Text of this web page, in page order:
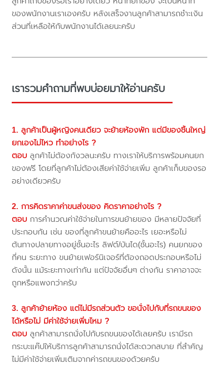
ของพนักงานเราเองครับ หลังเสร็จงานลูกค้าสามารถชำะเงิน
ส่วนที่เหลือให้กับพนักงานได้เลยนะครับ
เรารวมคำถามที่พบบ่อยมาให้อ่านครับ
1. ลูกค้าเป็นผู้หญิงคนเดียว จะย้ายห้องพัก แต่มีของชิ้นใหญ่
ยกเองไม่ไหว ทำอย่างไร ?
ตอบ ลูกค้าไม่ต้องกังวลนะครับ ทางเราให้บริการพร้อมคนยก
ของฟรี โดยที่ลูกค้าไม่ต้องเสียค่าใช้จ่ายเพิ่ม ลูกค้าเก็บของรอ
อย่างเดียวครับ
2. การคิดราคาค่าขนส่งของ คิดราคาอย่างไร ?
ตอบ การคำนวณค่าใช้จ่ายในการขนย้ายของ มีหลายปัจจัยที่
ประกอบกัน เช่น ของที่ลูกค้าขนย้ายคืออะไร เยอะหรือไม่
ต้นทางปลายทางอยู่ชั้นอะไร ลิฟต์/บันได(ชั้นอะไร) คนยกของ
กี่คน ระยะทาง ขนย้ายเฟอร์นิเจอร์ที่ต้องถอดประกอบหรือไม่
ดังนั้น แม้ระยะทางเท่ากัน แต่ปัจจัยอื่นๆ ต่างกัน ราคาอาจจะ
ถูกหรือแพงกว่าครับ
3. ลูกค้าย้ายห้อง แต่ไม่มีรถส่วนตัว ขอนั่งไปกับที่รถขนของ
ได้หรือไม่ มีค่าใช้จ่ายเพิ่มไหม ?
ตอบ ลูกค้าสามารถนั่งไปกับรถขนของได้เลยครับ เรามีรถ
กระบะแค๊ปให้บริการลูกค้าสามารถนั่งได้สะดวกสบาย ที่สำคัญ
ไม่มีค่าใช้จ่ายเพิ่มเติมจากค่ารถขนของด้วยครับ